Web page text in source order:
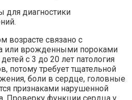
диагностики
возрасте связано с
или врожденными пороками
с 3 до 20 лет патология
потому требует тщательной
боли в сердце, головные
признаками нарушенной